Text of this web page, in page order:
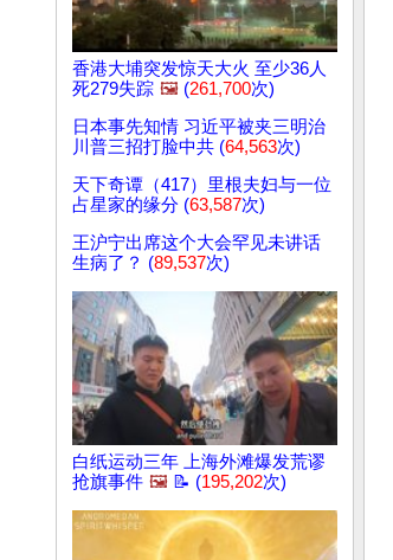
香港大埔突发惊天大火 至少36人
死279失踪 🖼️ (261,700次)
日本事先知情 习近平被夹三明治
川普三招打脸中共 (64,563次)
天下奇谭（417）里根夫妇与一位
占星家的缘分 (63,587次)
王沪宁出席这个大会罕见未讲话
生病了？ (89,537次)
白纸运动三年 上海外滩爆发荒谬
抢旗事件 🖼️ 📝 (195,202次)